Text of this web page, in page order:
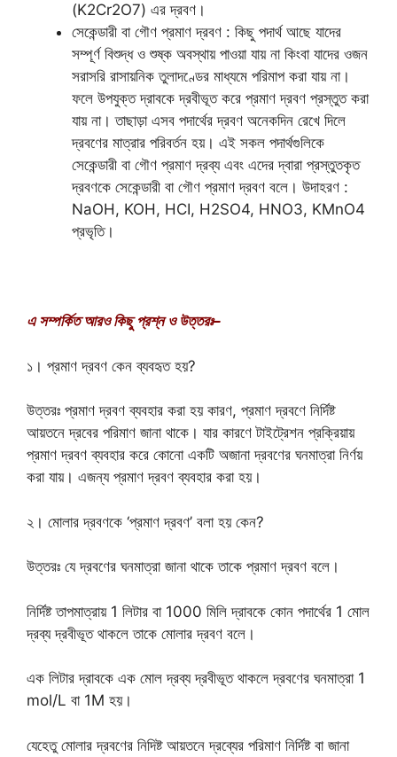
(K2Cr2O7) এর দ্রবণ।
সেকেন্ডারী বা গৌণ প্রমাণ দ্রবণ : কিছু পদার্থ আছে যাদের
সম্পূর্ণ বিশুদ্ধ ও শুষ্ক অবস্থায় পাওয়া যায় না কিংবা যাদের ওজন
সরাসরি রাসায়নিক তুলাদণ্ডের মাধ্যমে পরিমাপ করা যায় না।
ফলে উপযুক্ত দ্রাবকে দ্রবীভূত করে প্রমাণ দ্রবণ প্রস্তুত করা
যায় না। তাছাড়া এসব পদার্থের দ্রবণ অনেকদিন রেখে দিলে
দ্রবণের মাত্রার পরিবর্তন হয়। এই সকল পদার্থগুলিকে
সেকেন্ডারী বা গৌণ প্রমাণ দ্রব্য এবং এদের দ্বারা প্রস্তুতকৃত
দ্রবণকে সেকেন্ডারী বা গৌণ প্রমাণ দ্রবণ বলে। উদাহরণ :
NaOH, KOH, HCI, H2SO4, HNO3, KMnO4
প্রভৃতি।
এ সম্পর্কিত আরও কিছু প্রশ্ন ও উত্তরঃ–
১। প্রমাণ দ্রবণ কেন ব্যবহৃত হয়?
উত্তরঃ প্রমাণ দ্রবণ ব্যবহার করা হয় কারণ, প্রমাণ দ্রবণে নির্দিষ্ট
আয়তনে দ্রবের পরিমাণ জানা থাকে। যার কারণে টাইট্রেশন প্রক্রিয়ায়
প্রমাণ দ্রবণ ব্যবহার করে কোনো একটি অজানা দ্রবণের ঘনমাত্রা নির্ণয়
করা যায়। এজন্য প্রমাণ দ্রবণ ব্যবহার করা হয়।
২। মোলার দ্রবণকে ‘প্রমাণ দ্রবণ’ বলা হয় কেন?
উত্তরঃ যে দ্রবণের ঘনমাত্রা জানা থাকে তাকে প্রমাণ দ্রবণ বলে।
নির্দিষ্ট তাপমাত্রায় 1 লিটার বা 1000 মিলি দ্রাবকে কোন পদার্থের 1 মোল
দ্রব্য দ্রবীভূত থাকলে তাকে মোলার দ্রবণ বলে।
এক লিটার দ্রাবকে এক মোল দ্রব্য দ্রবীভূত থাকলে দ্রবণের ঘনমাত্রা 1
mol/L বা 1M হয়।
যেহেতু মোলার দ্রবণের নিদিষ্ট আয়তনে দ্রব্যের পরিমাণ নির্দিষ্ট বা জানা